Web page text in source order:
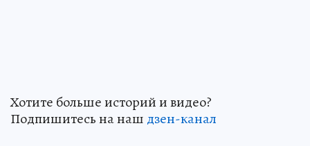
Хотите больше историй и видео?
Подпишитесь на наш дзен-канал